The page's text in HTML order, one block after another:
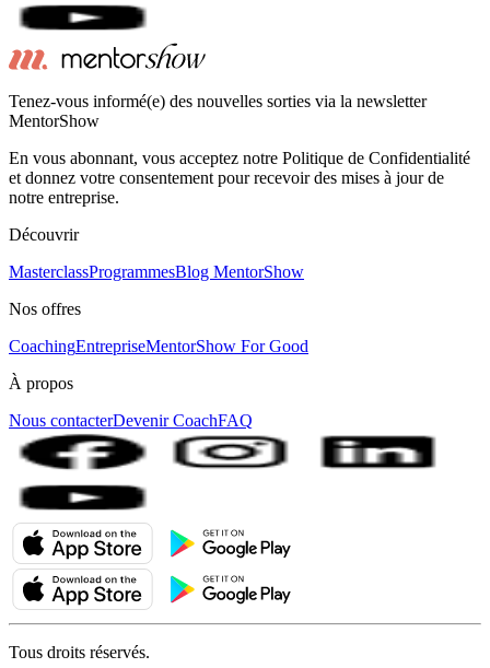
Tenez-vous informé(e) des nouvelles sorties via la newsletter
MentorShow
En vous abonnant, vous acceptez notre Politique de Confidentialité
et donnez votre consentement pour recevoir des mises à jour de
notre entreprise.
Découvrir
MasterclassProgrammesBlog MentorShow
Nos offres
CoachingEntrepriseMentorShow For Good
À propos
Nous contacterDevenir CoachFAQ
Tous droits réservés.